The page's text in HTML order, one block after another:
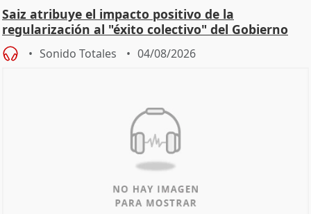
Saiz atribuye el impacto positivo de la
regularización al "éxito colectivo" del Gobierno
Sonido Totales 04/08/2026